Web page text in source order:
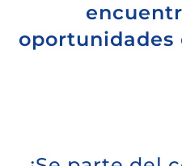
oportunidades